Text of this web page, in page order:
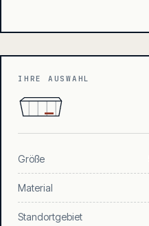
IHRE AUSWAHL
Größe
Material
Standortgebiet